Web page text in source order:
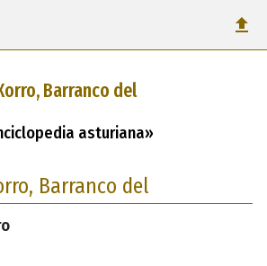
Barranco del
asturiana»
Barranco del